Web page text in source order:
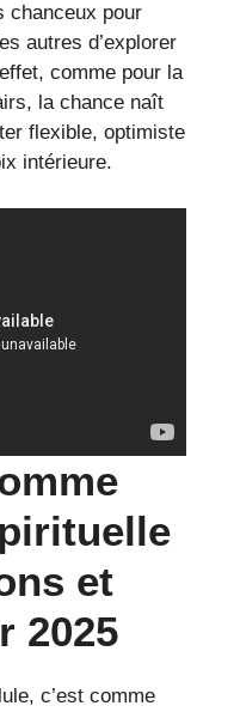
chanceux pour
autres d’explorer
comme pour la
la chance naît
flexible, optimiste
intérieure.
et
2025
c’est comme